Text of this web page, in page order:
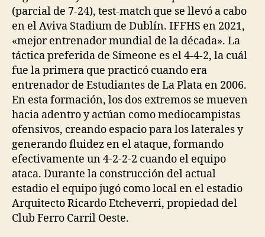
(parcial de 7-24), test-match que se llevó a cabo
en el Aviva Stadium de Dublín. IFFHS en 2021,
«mejor entrenador mundial de la década». La
táctica preferida de Simeone es el 4-4-2, la cuál
fue la primera que practicó cuando era
entrenador de Estudiantes de La Plata en 2006.
En esta formación, los dos extremos se mueven
hacia adentro y actúan como mediocampistas
ofensivos, creando espacio para los laterales y
generando fluidez en el ataque, formando
efectivamente un 4-2-2-2 cuando el equipo
ataca. Durante la construcción del actual
estadio el equipo jugó como local en el estadio
Arquitecto Ricardo Etcheverri, propiedad del
Club Ferro Carril Oeste.